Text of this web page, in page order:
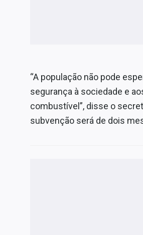
“A população não pode
segurança à sociedade e
combustível”, disse o
subvenção será de dois